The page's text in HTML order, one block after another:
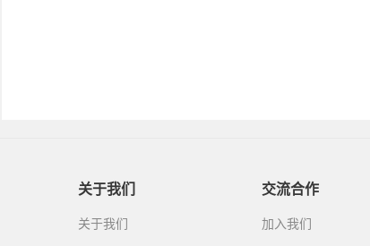
关于我们
关于我们
交流合作
加入我们